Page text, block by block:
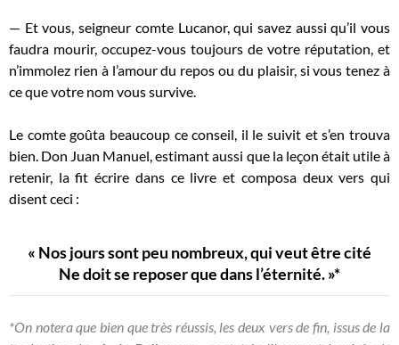
— Et vous, seigneur comte Lucanor, qui savez aussi qu’il vous
faudra mourir, occupez-vous toujours de votre réputation, et
n’immolez rien à l’amour du repos ou du plaisir, si vous tenez à
ce que votre nom vous survive.
Le comte goûta beaucoup ce conseil, il le suivit et s’en trouva
bien. Don Juan Manuel, estimant aussi que la leçon était utile à
retenir, la fit écrire dans ce livre et composa deux vers qui
disent ceci :
« Nos jours sont peu nombreux, qui veut être cité
Ne doit se reposer que dans l’éternité. »*
*On notera que bien que très réussis, les deux vers de fin, issus de la